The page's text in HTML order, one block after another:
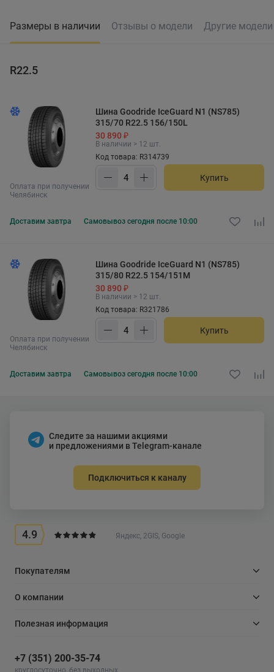
Размеры в наличии Отзывы о модели Другие
R22.5
Оплата при получении
Челябинск
Шина Goodride IceGuard N1 (NS785)
315/70 R22.5 156/150L
30 890 ₽
В наличии > 12 шт.
Код товара: R314739
Купить
Доставим завтра Самовывоз сегодня после 10:00
Оплата при получении
Челябинск
Шина Goodride IceGuard N1 (NS785)
315/80 R22.5 154/151M
30 890 ₽
В наличии > 12 шт.
Код товара: R321786
Купить
Доставим завтра Самовывоз сегодня после 10:00
Следите за нашими акциями
и предложениями в Telegram-канале
Подключиться к каналу
4.9 Яндекс, 2GIS, Google
Покупателям
О компании
Полезная информация
+7 (351) 200-35-74
круглосуточно, без выходных